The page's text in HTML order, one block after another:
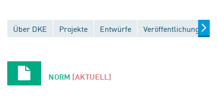
Über DKE Projekte Entwürfe Veröffentlichungen
NORM [AKTUELL]